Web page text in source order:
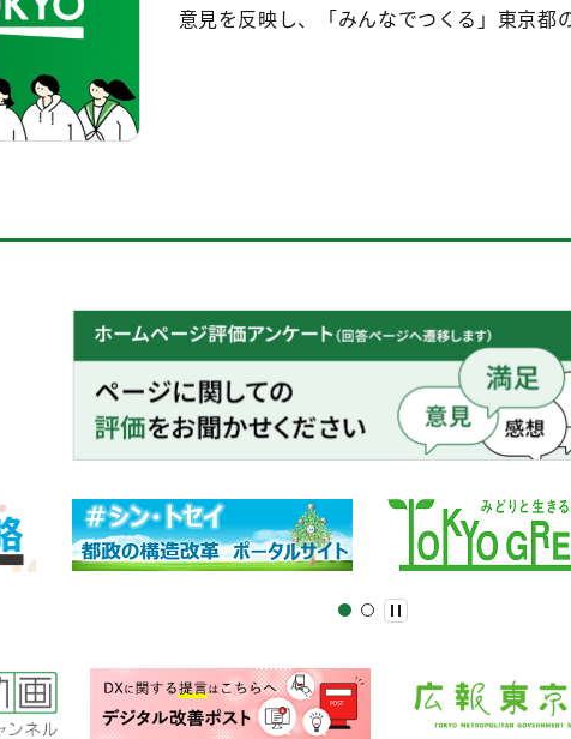
意見を反映し、「みんなでつくる」東京都